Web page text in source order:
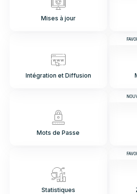
Mises à jour
Intégration et Diffusion
Mots de Passe
Statistiques